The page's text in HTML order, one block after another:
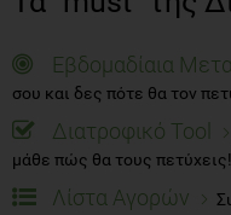
Εβδομαδίαια
σου και δες πότε θα τον
Διατροφικό Tool
μάθε πώς θα τους πετύχεις!
Λίστα Αγορών